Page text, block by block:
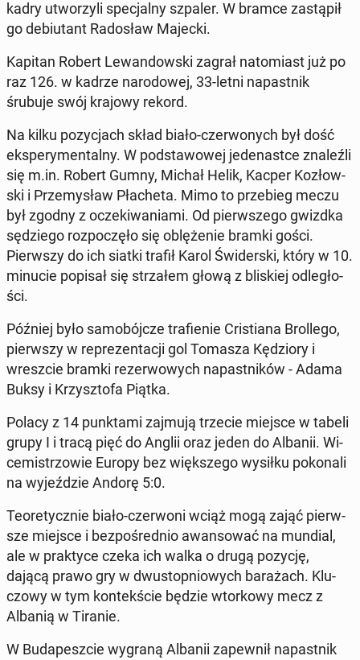
kadry utwo­rzy­li spe­cjal­ny szpaler. W bramce za­stą­pił
go de­biu­tant Ra­do­sław Majecki.
Kapitan Robert Le­wan­dow­ski zagrał na­to­miast już po
raz 126. w kadrze na­ro­do­wej, 33-letni na­past­nik
śrubuje swój krajowy rekord.
Na kilku po­zy­cjach skład biało-czer­wo­nych był dość
eks­pe­ry­men­tal­ny. W pod­sta­wo­wej je­de­na­st­ce zna­leź­li
się m.in. Robert Gumny, Michał Helik, Kacper Ko­złow­
ski i Prze­my­sław Pła­che­ta. Mimo to prze­bieg meczu
był zgodny z ocze­ki­wa­nia­mi. Od pierw­sze­go gwizdka
sę­dzie­go roz­po­czę­ło się ob­lę­że­nie bramki gości.
Pierw­szy do ich siatki trafił Karol Świ­der­ski, który w 10.
minucie popisał się strza­łem głową z bli­skiej od­le­gło­
ści.
Później było sa­mo­bój­cze tra­fie­nie Cri­stia­na Brol­le­go,
pierw­szy w re­pre­zen­ta­cji gol Tomasza Kę­dzio­ry i
wresz­cie bramki re­zer­wo­wych na­past­ni­ków - Adama
Buksy i Krzysz­to­fa Piątka.
Polacy z 14 punk­ta­mi zajmują trzecie miejsce w tabeli
grupy I i tracą pięć do Anglii oraz jeden do Albanii. Wi­
ce­mi­strzo­wie Europy bez więk­sze­go wysiłku po­ko­na­li
na wy­jeź­dzie Andorę 5:0.
Teo­re­tycz­nie biało-czer­wo­ni wciąż mogą zająć pierw­
sze miejsce i bez­po­śred­nio awan­so­wać na mundial,
ale w prak­ty­ce czeka ich walka o drugą pozycję,
dającą prawo gry w dwu­stop­nio­wych ba­ra­żach. Klu­
czo­wy w tym kon­tek­ście będzie wtor­ko­wy mecz z
Albanią w Tiranie.
W Bu­da­pesz­cie wygraną Albanii za­pew­nił na­past­nik